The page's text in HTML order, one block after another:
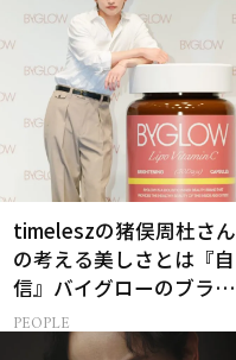
timeleszの猪俣周杜さん
の考える美しさとは『自
信』バイグローのブラン
ドアンバサダーに
PEOPLE